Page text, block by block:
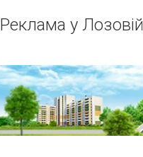
Реклама у Лозовій